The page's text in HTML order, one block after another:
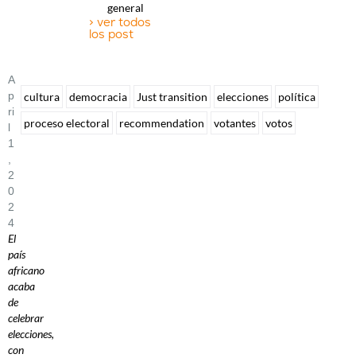
general
> ver todos
los post
A
P
Ri
L
1
,
2
0
2
4
El
país
africano
acaba
de
celebrar
elecciones,
con
cultura democracia Just transition elecciones
política
proceso electoral
recommendation votantes votos